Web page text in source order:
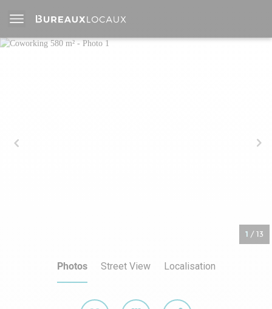
1 / 13
Photos Street View Localisation